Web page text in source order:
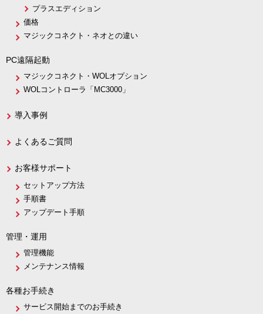
プラスエディション
価格
マジックコネクト・ネオとの違い
PC遠隔起動
マジックコネクト・WOLオプション
WOLコントローラ「MC3000」
導入事例
よくあるご質問
お客様サポート
セットアップ方法
手順書
アップデート手順
管理・運用
管理機能
メンテナンス情報
各種お手続き
サービス開始までのお手続き